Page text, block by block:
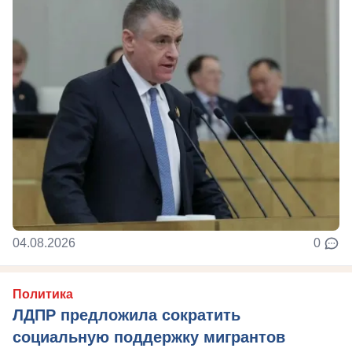
04.08.2026 0
Политика
ЛДПР предложила сократить
социальную поддержку мигрантов